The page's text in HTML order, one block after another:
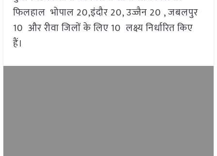
फिलहाल भोपाल 20,इंदौर 20, उज्जैन 20 , जबलपुर
10 और रीवा जिलों के लिए 10 लक्ष्य निर्धारित किए
हैं।